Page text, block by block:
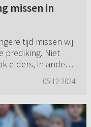
missen in
tijd missen wij
prediking. Niet
elders, in andere
05-12-2024